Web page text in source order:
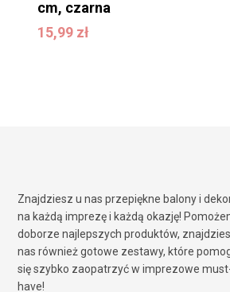
cm, czarna
15,99 zł
15,99zł
Znajdziesz u nas przepiękne balony i
na każdą imprezę i każdą okazję!
doborze najlepszych produktów,
nas również gotowe zestawy, które
się szybko zaopatrzyć w imprezowe
have!